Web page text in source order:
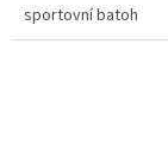
sportovní batoh